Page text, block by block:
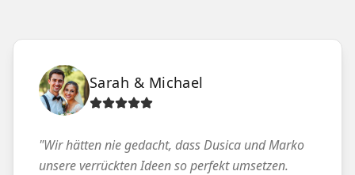
Sarah & Michael
"Wir hätten nie gedacht, dass Dusica und Marko
unsere verrückten Ideen so perfekt umsetzen.